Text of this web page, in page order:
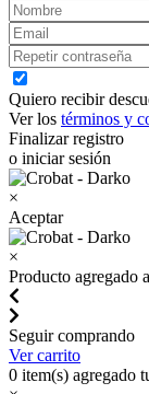
Quiero recibir
Ver los términos y
Finalizar registro
o iniciar sesión
×
Aceptar
×
Producto agregado
Seguir comprando
Ver carrito
0 item(s) agregado